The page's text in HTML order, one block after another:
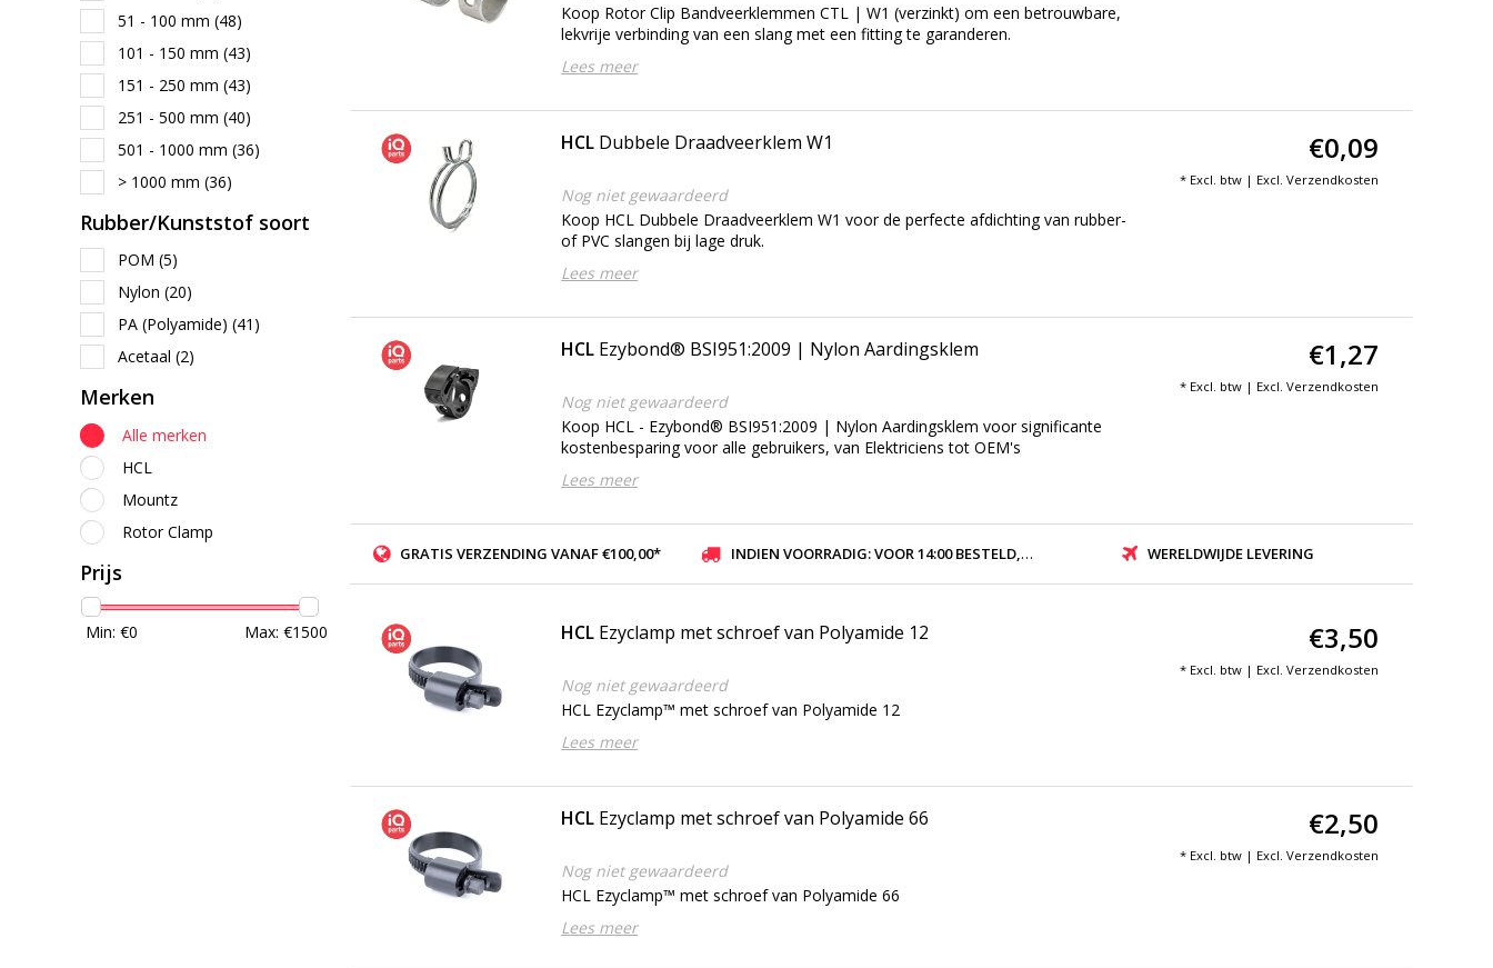
51 - 100 mm (48)
101 - 150 mm (43)
151 - 250 mm (43)
251 - 500 mm (40)
501 - 1000 mm (36)
> 1000 mm (36)
Rubber/Kunststof soort
POM (5)
Nylon (20)
PA (Polyamide) (41)
Acetaal (2)
Merken
Alle merken
HCL
Mountz
Rotor Clamp
Prijs
Min: €0 Max: €1500
Koop Rotor Clip Bandveerklemmen CTL | W1 (verzinkt) om een ​​betrouwbare,
lekvrije verbinding van een slang met een fitting te garanderen.
Lees meer
HCL Dubbele Draadveerklem W1
Nog niet gewaardeerd
Koop HCL Dubbele Draadveerklem W1 voor de perfecte afdichting van rubber-
of PVC slangen bij lage druk.
Lees meer
€0,09
* Excl. btw | Excl. Verzendkosten
HCL Ezybond® BSI951:2009 | Nylon Aardingsklem
Nog niet gewaardeerd
Koop HCL - Ezybond® BSI951:2009 | Nylon Aardingsklem voor significante
kostenbesparing voor alle gebruikers, van Elektriciens tot OEM's
Lees meer
€1,27
* Excl. btw | Excl. Verzendkosten
GRATIS VERZENDING VANAF €100,00* INDIEN VOORRADIG: VOOR 14:00 BESTELD, ZELFDE DAG VERZONDEN WERELDWIJDE LEVERING
HCL Ezyclamp met schroef van Polyamide 12
Nog niet gewaardeerd
HCL Ezyclamp™ met schroef van Polyamide 12
Lees meer
€3,50
* Excl. btw | Excl. Verzendkosten
HCL Ezyclamp met schroef van Polyamide 66
Nog niet gewaardeerd
HCL Ezyclamp™ met schroef van Polyamide 66
Lees meer
€2,50
* Excl. btw | Excl. Verzendkosten